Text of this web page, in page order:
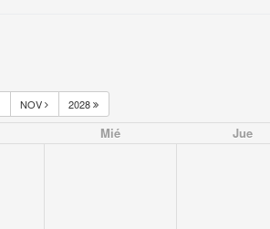
NOV 2028
Mié Jue